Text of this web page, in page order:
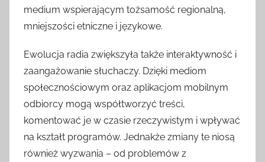
medium wspierającym tożsamość regionalną,
mniejszości etniczne i językowe.
Ewolucja radia zwiększyła także interaktywność i
zaangażowanie słuchaczy. Dzięki mediom
społecznościowym oraz aplikacjom mobilnym
odbiorcy mogą współtworzyć treści,
komentować je w czasie rzeczywistym i wpływać
na kształt programów. Jednakże zmiany te niosą
również wyzwania – od problemów z